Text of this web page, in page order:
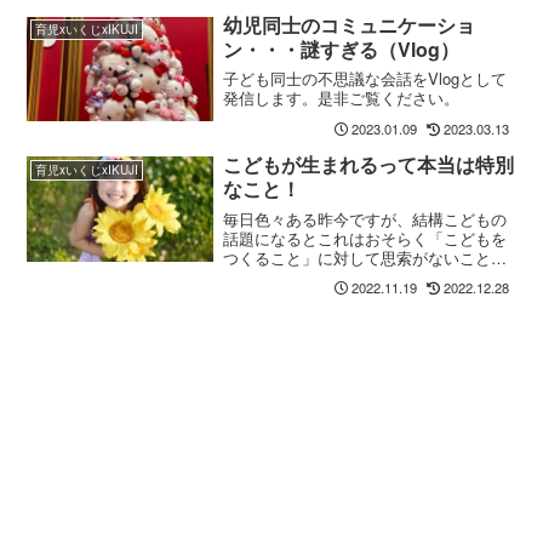
育児xいくじxIKUJI
幼児同士のコミュニケーショ
ン・・・謎すぎる（Vlog）
子ども同士の不思議な会話をVlogとして
発信します。是非ご覧ください。
2023.01.09 2023.03.13
育児xいくじxIKUJI
こどもが生まれるって本当は特別
なこと！
毎日色々ある昨今ですが、結構こどもの
話題になるとこれはおそらく「こどもを
つくること」に対して思索がないことが
原因だと思ってます。ですが、誰にでも
こどもができるわけではないですよ。
2022.11.19 2022.12.28